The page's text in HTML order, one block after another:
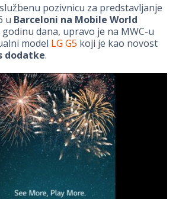
pozivnicu za predstavljanje
u Barceloni na Mobile World
godinu dana, upravo je na MWC-u
model LG G5 koji je kao novost
dodatke.